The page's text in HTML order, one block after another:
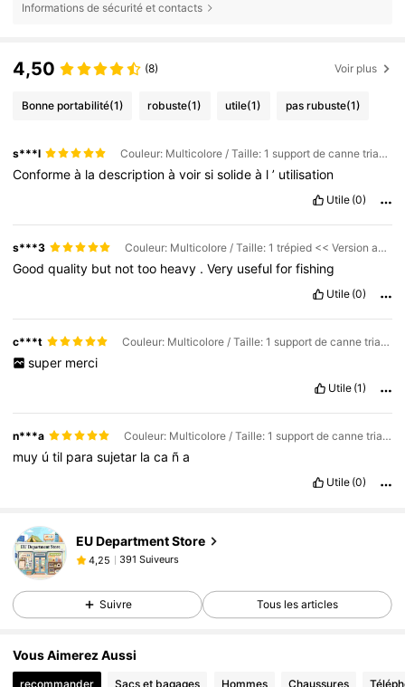
Informations de sécurité et contacts
4,50 (8) Voir plus
Bonne portabilité(1) robuste(1) utile(1) pas rubuste(1)
s***l Couleur: Multicolore / Taille: 1 support de canne triangulaire 120 cm (argenté)
Conformeà ladescriptionàvoirsisolideà l’ utilisation
Utile (0)
s***3 Couleur: Multicolore / Taille: 1 trépied << Version améliorée et renforcée »
Goodquality but nottoo heavy .Very usefulforfishing
Utile (0)
c***t Couleur: Multicolore / Taille: 1 support de canne triangulaire 120 cm (argenté)
super merci
Utile (1)
n***a Couleur: Multicolore / Taille: 1 support de canne triangulaire 120 cm (argenté)
muy útil parasujetar laca ña
Utile (0)
EU Department Store
4,25 391 Suiveurs
4,25 391 Suiveurs
4,25 391 Suiveurs
Suivre Tous les articles
Vous Aimerez Aussi
recommander Sacs et bagages Hommes Chaussures